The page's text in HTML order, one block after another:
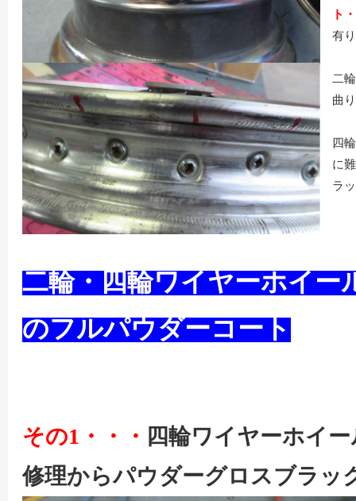
ト
有
二
曲
四
に
ラ
二輪・四輪ワイヤーホイー
のフルパウダーコート
その1・・・ 四輪ワイヤーホイ
修理からパウダーグロスブラッ